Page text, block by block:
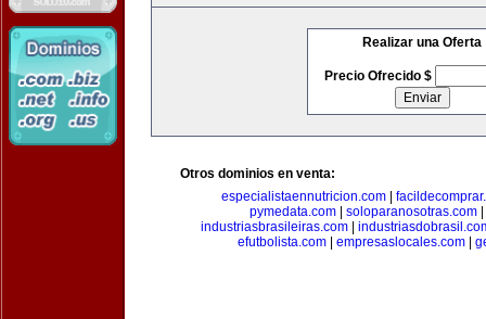
Realizar una Oferta
Precio Ofrecido $
Otros dominios en venta:
especialistaennutricion.com|
pymedata.com
soloparanosotras.com
industriasbrasileiras.com|
efutbolista.com| empresaslocales.com|